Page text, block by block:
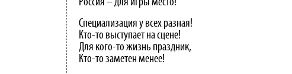
Россия – для игры место!
Специализация у всех разная!
Кто-то выступает на сцене!
Для кого-то жизнь праздник,
Кто-то заметен менее!